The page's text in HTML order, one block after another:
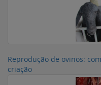
Reprodução de ovinos:
criação